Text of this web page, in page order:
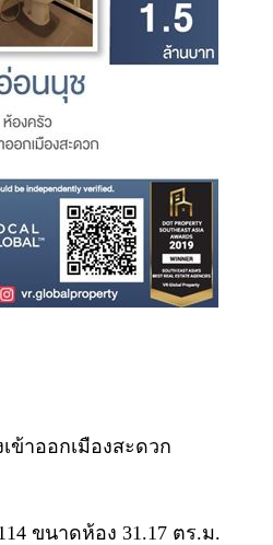
าออกเมืองสะดวก
ขนาดห้อง 31.17 ตร.ม.